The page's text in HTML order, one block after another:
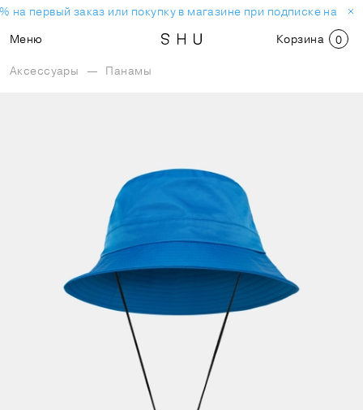
на первый заказ или покупку в магазине при подписке на
Меню
Корзина 0
Аксессуары — Панамы